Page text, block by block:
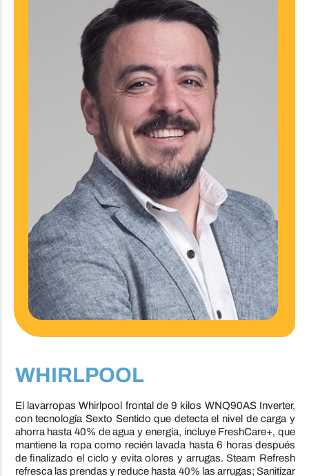
WHIRLPOOL
El lavarropas Whirlpool frontal de 9 kilos WNQ90AS Inverter,
con tecnología Sexto Sentido que detecta el nivel de carga y
ahorra hasta 40% de agua y energía, incluye FreshCare+, que
mantiene la ropa como recién lavada hasta 6 horas después
de finalizado el ciclo y evita olores y arrugas. Steam Refresh
refresca las prendas y reduce hasta 40% las arrugas; Sanitizar